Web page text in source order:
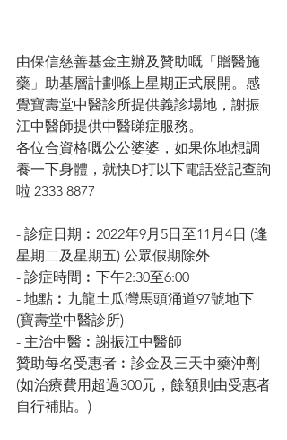
由保信慈善基金主辦及贊助嘅「贈醫施
藥」助基層計劃喺上星期正式展開。感
覺寶壽堂中醫診所提供義診場地，謝振
江中醫師提供中醫睇症服務。
各位合資格嘅公公婆婆，如果你地想調
養一下身體，就快D打以下電話登記查詢
啦 2333 8877
- 診症日期︰2022年9月5日至11月4日 (逢
星期二及星期五) 公眾假期除外
- 診症時間︰下午2:30至6:00
- 地點︰九龍土瓜灣馬頭涌道97號地下
(寶壽堂中醫診所)
- 主治中醫︰謝振江中醫師
贊助每名受惠者︰診金及三天中藥沖劑
(如治療費用超過300元，餘額則由受惠者
自行補貼。)